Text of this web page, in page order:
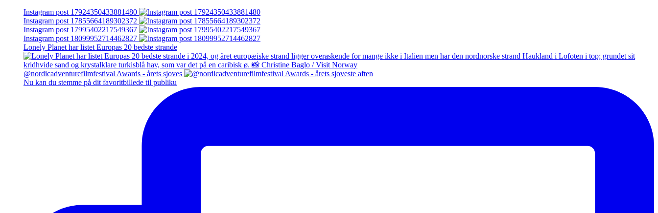
Instagram post 17924350433881480
Instagram post 17855664189302372
Instagram post 17995402217549367
Instagram post 18099952714462827
Lonely Planet har listet Europas 20 bedste strande
@nordicadventurefilmfestival Awards - årets sjoves
Nu kan du stemme på dit favoritbillede til publiku